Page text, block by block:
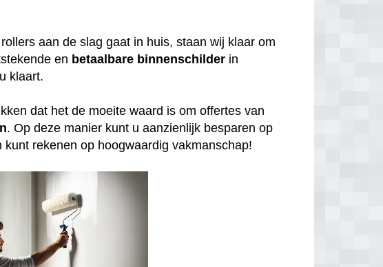
aan de slag gaat in huis, staan wij klaar om
en betaalbare binnenschilder in
klaart.
dat het de moeite waard is om offertes van
. Op deze manier kunt u aanzienlijk besparen op
rekenen op hoogwaardig vakmanschap!